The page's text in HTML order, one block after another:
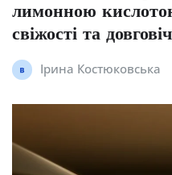
лимонною
свіжості та
Ірина Костюковська